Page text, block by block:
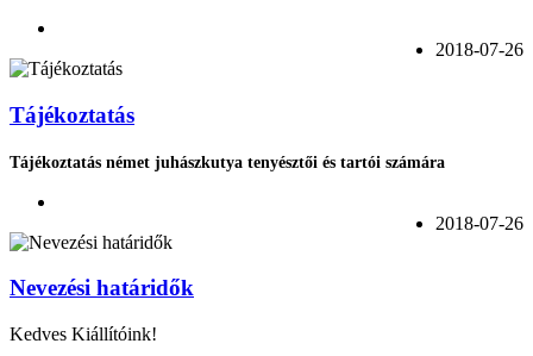
2018-07-26
Tájékoztatás
Tájékoztatás német juhászkutya tenyésztői és tartói számára
2018-07-26
Nevezési határidők
Kedves Kiállítóink!